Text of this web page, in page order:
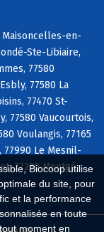
Biocoop utilise
du site, pour
et la performance
en toute
moment en
Maisoncelles-en-
Ste-Libiaire,
77580
77580 La
77470 St-
77580 Vaucourtois,
Voulangis, 77165
77990 Le Mesnil-
77230 Montgé-